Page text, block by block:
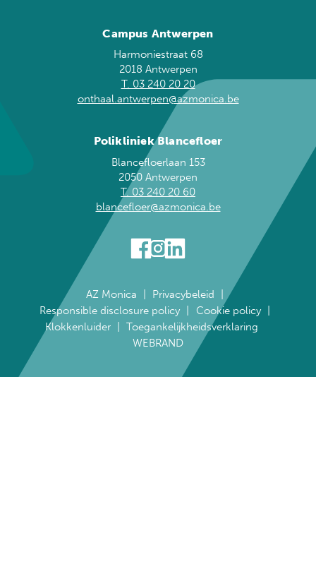
Campus Antwerpen
Harmoniestraat 68
2018 Antwerpen
T. 03 240 20 20
onthaal.antwerpen@azmonica.be
Polikliniek Blancefloer
Blancefloerlaan 153
2050 Antwerpen
T. 03 240 20 60
blancefloer@azmonica.be
AZ Monica
Privacybeleid
Responsible disclosure policy
Cookie policy
Klokkenluider
Toegankelijkheidsverklaring
WEBRAND